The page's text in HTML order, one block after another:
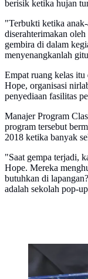
berisik ketika hujan
"Terbukti ketika
diserahterimakan
gembira di dalam
menyenangkanlah
Empat ruang kelas
Hope, organisasi
penyediaan fasilitas
Manajer Program
program tersebut
2018 ketika banyak
"Saat gempa terjadi,
Hope. Mereka
butuhkan di
adalah sekolah pop-